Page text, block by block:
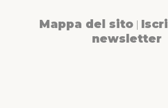
Mappa del sito
newsletter